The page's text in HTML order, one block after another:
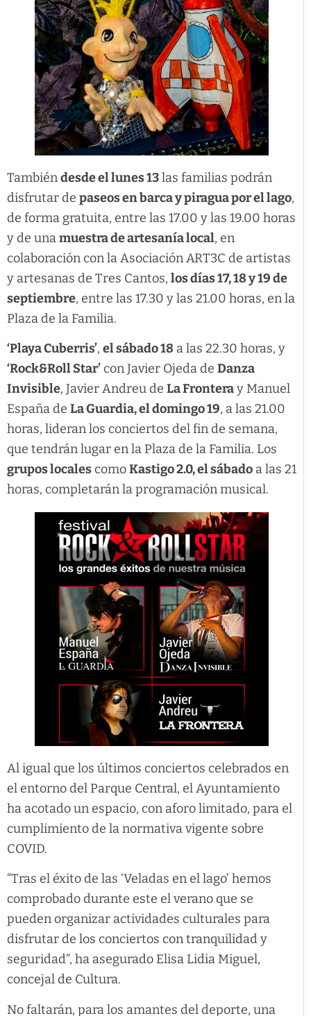
Tambiéndesde el lunes 13las familias podrán
disfrutar de paseos en barca y piragua por el lago,
de forma gratuita, entre las 17.00 y las 19.00 horas
y de unamuestra de artesanía local, en
colaboración con la Asociación ART3C de artistas
y artesanas de Tres Cantos, los días 17, 18 y 19 de
septiembre, entre las 17.30 y las 21.00 horas, en la
Plaza de la Familia.
‘Playa Cuberris’, el sábado 18 a las 22.30 horas, y
‘Rock&Roll Star’con Javier Ojeda de Danza
Invisible, Javier Andreu de La Fronteray Manuel
España de La Guardia, el domingo 19, a las 21.00
horas, lideran los conciertos del fin de semana,
que tendrán lugar en la Plaza de la Familia. Los
grupos localescomoKastigo 2.0, el sábado a las 21
horas, completarán la programación musical.
Al igual que los últimos conciertos celebrados en
el entorno del Parque Central, el Ayuntamiento
ha acotado un espacio, con aforo limitado, para el
cumplimiento de la normativa vigente sobre
COVID.
“Tras el éxito de las ‘Veladas en el lago’ hemos
comprobado durante este el verano que se
pueden organizar actividades culturales para
disfrutar de los conciertos con tranquilidad y
seguridad”, ha asegurado Elisa Lidia Miguel,
concejal de Cultura.
No faltarán, para los amantes del deporte, una